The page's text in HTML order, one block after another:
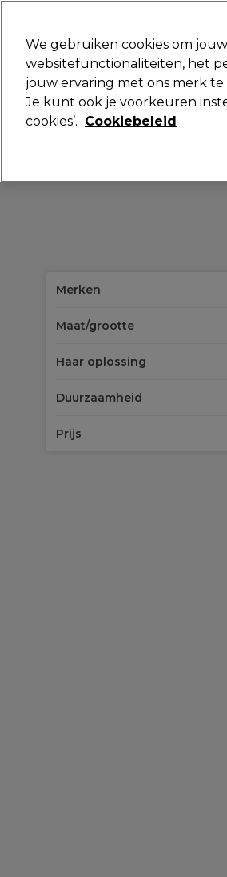
Merken
Volgende dag
Merken
Maat/grootte
Haar oplossing
Duurzaamheid
Prijs
We gebruiken cookies om
websitefunctionaliteiten, het
jouw ervaring met ons merk te
Je kunt ook je voorkeuren
cookies’. Cookiebeleid